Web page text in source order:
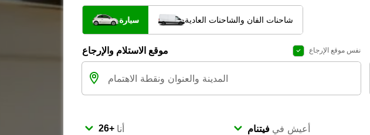
سيارة شاحنات الفان والشاحنات العادية
موقع الاستلام والإرجاع نفس موقع الإرجاع
أنا أعيش في